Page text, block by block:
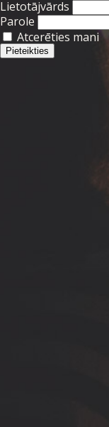
Lietotājvārds
Parole
Atcerēties mani